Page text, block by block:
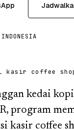
INDONESIA
kasir coffee
kedai
program
kasir coffee